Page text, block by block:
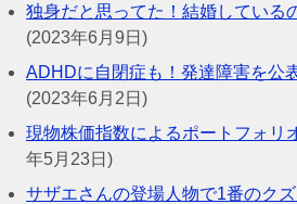
独身だと思ってた！結婚している
(2023年6月9日)
ADHDに自閉症も！発達障害を公
(2023年6月2日)
現物株価指数によるポートフォリ
年5月23日)
サザエさんの登場人物で1番のク